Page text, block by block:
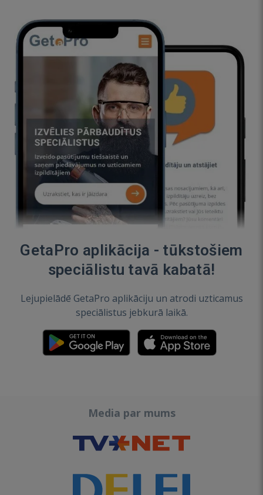
GetaPro aplikācija - tūkstošiem
speciālistu tavā kabatā!
Lejupielādē GetaPro aplikāciju un atrodi uzticamus
speciālistus jebkurā laikā.
Media par mums